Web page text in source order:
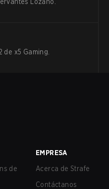
de x5 Gaming
de
EMPRESA
Acerca de Strafe
Contáctanos